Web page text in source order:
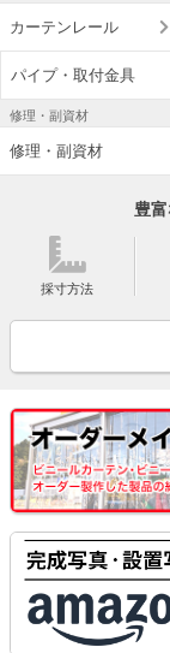
カーテンレール
パイプ・取付金具
修理・副資材
修理・副資材
豊
採寸方法